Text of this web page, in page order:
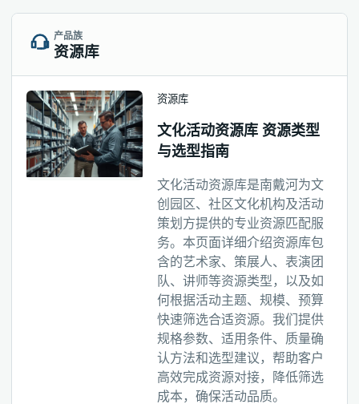
产品族
资源库
资源库
文化活动资源库 资源类型
与选型指南
文化活动资源库是南戴河为文
创园区、社区文化机构及活动
策划方提供的专业资源匹配服
务。本页面详细介绍资源库包
含的艺术家、策展人、表演团
队、讲师等资源类型，以及如
何根据活动主题、规模、预算
快速筛选合适资源。我们提供
规格参数、适用条件、质量确
认方法和选型建议，帮助客户
高效完成资源对接，降低筛选
成本，确保活动品质。